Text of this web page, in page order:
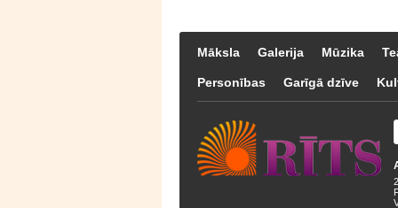
Māksla Galerija Mūzika
Personības Garīgā dzīve